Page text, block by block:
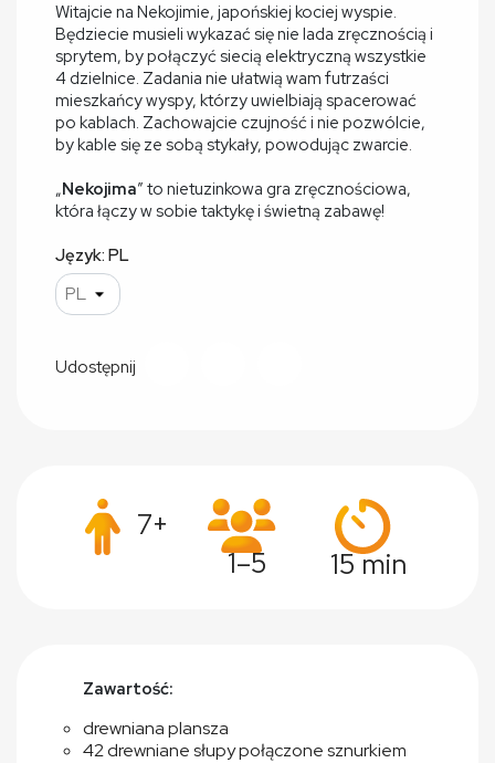
Witajcie na Nekojimie, japońskiej kociej wyspie.
Będziecie musieli wykazać się nie lada zręcznością i
sprytem, by połączyć siecią elektryczną wszystkie
4 dzielnice. Zadania nie ułatwią wam futrzaści
mieszkańcy wyspy, którzy uwielbiają spacerować
po kablach. Zachowajcie czujność i nie pozwólcie,
by kable się ze sobą stykały, powodując zwarcie.
„Nekojima” to nietuzinkowa gra zręcznościowa,
która łączy w sobie taktykę i świetną zabawę!
Język: PL
Udostępnij
7+
1–5
15 min
Zawartość:
drewniana plansza
42 drewniane słupy połączone sznurkiem